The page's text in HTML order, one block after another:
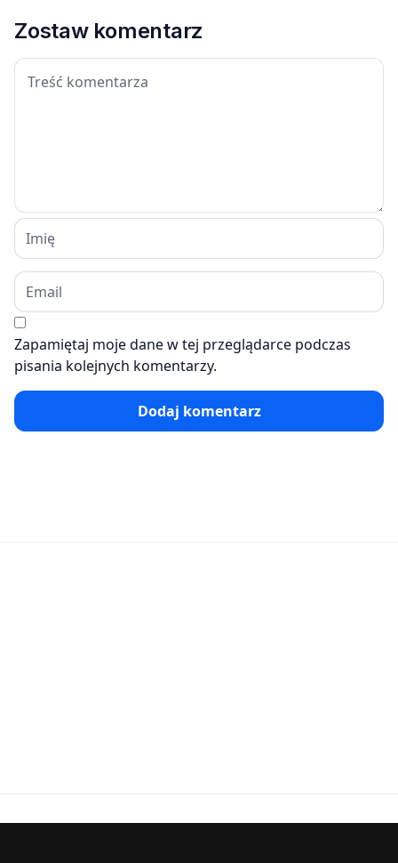
Zostaw komentarz
Zapamiętaj moje dane w tej przeglądarce podczas
pisania kolejnych komentarzy.
Dodaj komentarz